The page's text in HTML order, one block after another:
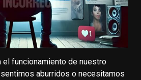
el funcionamiento de nuestro
aburridos o necesitamos